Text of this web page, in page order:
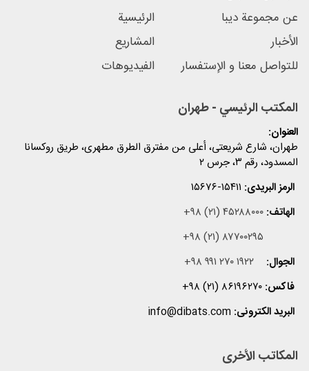
الرئیسیة
عن مجموعة دیبا
المشاریع
الأخبار
الفیدیوهات
للتواصل معنا و الإستفسار
المكتب الرئيسي - طهران
العنوان:
طهران، شارع شریعتی، أعلی من مفترق الطرق مطهری، طریق روکسانا
المسدود، رقم ۳، جرس ۲
الرمز البریدی: ۱۵۶۷۶-۱۵۴۱۱
الهاتف: +۹۸ (۲۱) ۴۵۲۸۸۰۰۰
+۹۸ (۲۱) ۸۷۷۰۰۲۹۵
الجوال:
+۹۸ ۹۹۱ ۲۷۰ ۱۹۲۲
فاکس: +۹۸ (۲۱) ۸۶۱۹۶۲۷۰
البرید الکترونی: info@dibats.com
المکاتب الأخرى